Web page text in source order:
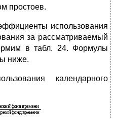
простоев.
использования
за рассматриваемый
в табл. 24. Формулы
ниже.
календарного